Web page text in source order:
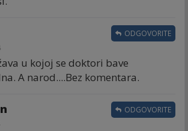
u kojoj se doktori bave
A narod....Bez komentara.
ODGOVORITE
ODGOVORITE